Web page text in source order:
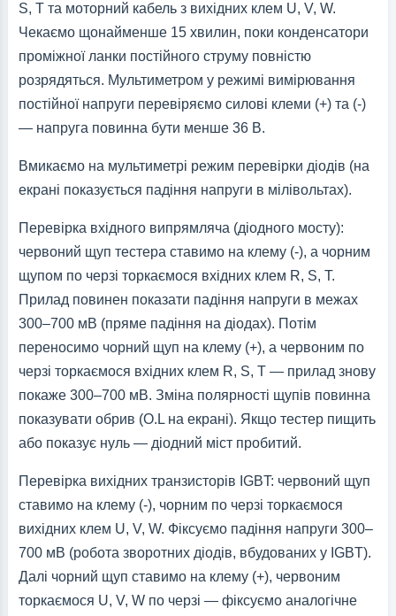
S, T та моторний кабель з вихідних клем U, V, W.
Чекаємо щонайменше 15 хвилин, поки конденсатори
проміжної ланки постійного струму повністю
розрядяться. Мультиметром у режимі вимірювання
постійної напруги перевіряємо силові клеми (+) та (-)
— напруга повинна бути менше 36 В.
Вмикаємо на мультиметрі режим перевірки діодів (на
екрані показується падіння напруги в мілівольтах).
Перевірка вхідного випрямляча (діодного мосту):
червоний щуп тестера ставимо на клему (-), а чорним
щупом по черзі торкаємося вхідних клем R, S, T.
Прилад повинен показати падіння напруги в межах
300–700 мВ (пряме падіння на діодах). Потім
переносимо чорний щуп на клему (+), а червоним по
черзі торкаємося вхідних клем R, S, T — прилад знову
покаже 300–700 мВ. Зміна полярності щупів повинна
показувати обрив (O.L на екрані). Якщо тестер пищить
або показує нуль — діодний міст пробитий.
Перевірка вихідних транзисторів IGBT: червоний щуп
ставимо на клему (-), чорним по черзі торкаємося
вихідних клем U, V, W. Фіксуємо падіння напруги 300–
700 мВ (робота зворотних діодів, вбудованих у IGBT).
Далі чорний щуп ставимо на клему (+), червоним
торкаємося U, V, W по черзі — фіксуємо аналогічне